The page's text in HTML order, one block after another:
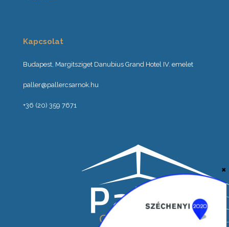
Kapcsolat
Budapest, Margitsziget Danubius Grand Hotel IV. emelet
paller@pallercsarnok.hu
+36 (20) 359 7671